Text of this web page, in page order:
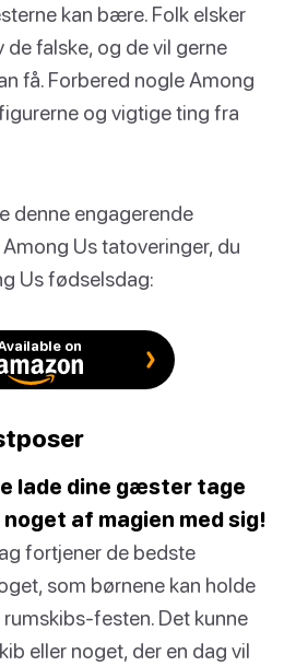
kan bære. Folk elsker
falske, og de vil gerne
få. Forbered nogle Among
og vigtige ting fra
denne engagerende
Us tatoveringer, du
Us fødselsdag:
on
lade dine gæster tage
af magien med sig!
fortjener de bedste
som børnene kan holde
festen. Det kunne
eller noget, der en dag vil